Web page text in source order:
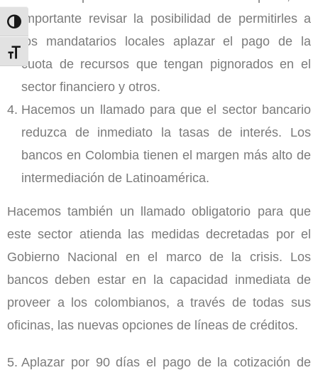
Toggle High Contrast
Toggle Font size
importante revisar la posibilidad de permitirles a
los mandatarios locales aplazar el pago de la
cuota de recursos que tengan pignorados en el
sector financiero y otros.
Hacemos un llamado para que el sector bancario
reduzca de inmediato la tasas de interés. Los
bancos en Colombia tienen el margen más alto de
intermediación de Latinoamérica.
Hacemos también un llamado obligatorio para que
este sector atienda las medidas decretadas por el
Gobierno Nacional en el marco de la crisis. Los
bancos deben estar en la capacidad inmediata de
proveer a los colombianos, a través de todas sus
oficinas, las nuevas opciones de líneas de créditos.
Aplazar por 90 días el pago de la cotización de